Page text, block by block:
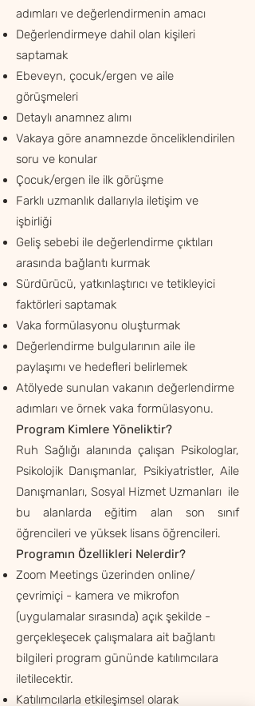
adımları ve değerlendirmenin amacı
Değerlendirmeye dahil olan kişileri
saptamak
Ebeveyn, çocuk/ergen ve aile
görüşmeleri
Detaylı anamnez alımı
Vakaya göre anamnezde önceliklendirilen
soru ve konular
Çocuk/ergen ile ilk görüşme
Farklı uzmanlık dallarıyla iletişim ve
işbirliği
Geliş sebebi ile değerlendirme çıktıları
arasında bağlantı kurmak
Sürdürücü, yatkınlaştırıcı ve tetikleyici
faktörleri saptamak
Vaka formülasyonu oluşturmak
Değerlendirme bulgularının aile ile
paylaşımı ve hedefleri belirlemek
Atölyede sunulan vakanın değerlendirme
adımları ve örnek vaka formülasyonu.
Program Kimlere Yöneliktir?
Ruh Sağlığı alanında çalışan Psikologlar,
Psikolojik Danışmanlar, Psikiyatristler, Aile
Danışmanları, Sosyal Hizmet Uzmanları ile
bu alanlarda eğitim alan son sınıf
öğrencileri ve yüksek lisans öğrencileri.
Programın Özellikleri Nelerdir?
Zoom Meetings üzerinden online/
çevrimiçi - kamera ve mikrofon
(uygulamalar sırasında) açık şekilde -
gerçekleşecek çalışmalara ait bağlantı
bilgileri program gününde katılımcılara
iletilecektir.
Katılımcılarla etkileşimsel olarak